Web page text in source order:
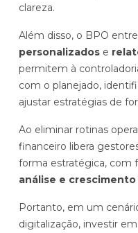
clareza.
Além disso, o BPO
personalizados e
permitem à
com o planejado,
ajustar estratégias de
Ao eliminar rotinas
financeiro libera
forma estratégica, com
análise e
Portanto, em um
digitalização, investir